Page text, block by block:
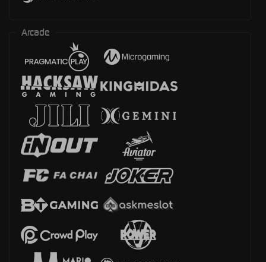
Arcade